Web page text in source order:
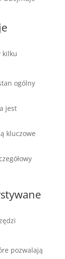
kilku
ogólny
jest
kluczowe
pozwalają